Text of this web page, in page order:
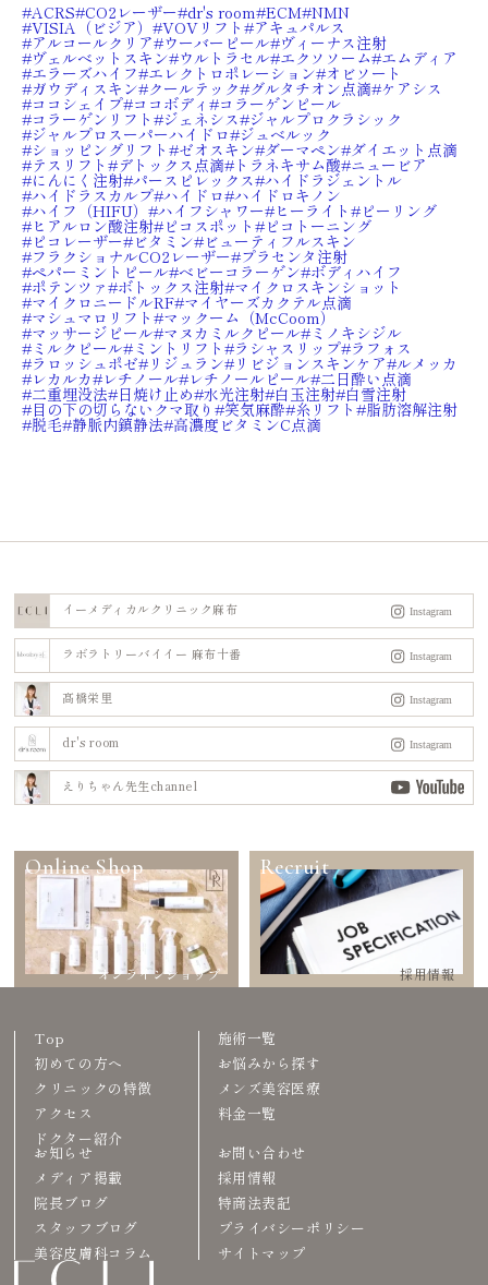
ACRS CO2レーザー dr's room ECM NMN
VISIA（ビジア） VOVリフト アキュパルス
アルコールクリア ウーバーピール ヴィーナス注射
ヴェルベットスキン ウルトラセル エクソソーム エムディア
エラーズハイフ エレクトロポレーション オビソート
ガウディスキン クールテック グルタチオン点滴 ケアシス
ココシェイプ ココボディ コラーゲンピール
コラーゲンリフト ジェネシス ジャルプロクラシック
ジャルプロスーパーハイドロ ジュベルック
ショッピングリフト ゼオスキン ダーマペン ダイエット点滴
テスリフト デトックス点滴 トラネキサム酸 ニュービア
にんにく注射 パースピレックス ハイドラジェントル
ハイドラスカルプ ハイドロ ハイドロキノン
ハイフ（HIFU） ハイフシャワー ヒーライト ピーリング
ヒアルロン酸注射 ピコスポット ピコトーニング
ピコレーザー ビタミン ビューティフルスキン
フラクショナルCO2レーザー プラセンタ注射
ペパーミントピール ベビーコラーゲン ボディハイフ
ポテンツァ ボトックス注射 マイクロスキンショット
マイクロニードルRF マイヤーズカクテル点滴
マシュマロリフト マックーム（McCoom）
マッサージピール マヌカミルクピール ミノキシジル
ミルクピール ミントリフト ラシャスリップ ラフォス
ラロッシュポゼ⁠ リジュラン リビジョンスキンケア ルメッカ
レカルカ レチノール レチノールピール 二日酔い点滴
二重埋没法 日焼け止め 水光注射 白玉注射 白雪注射
目の下の切らないクマ取り 笑気麻酔 糸リフト 脂肪溶解注射
脱毛 静脈内鎮静法 高濃度ビタミンC点滴
イーメディカルクリニック麻布
ラボラトリーバイイー 麻布十番
髙橋栄里
dr's room
えりちゃん先生channel
Online Shop
オンラインショップ
Recruit
採用情報
Top
初めての方へ
クリニックの特徴
アクセス
ドクター紹介
施術一覧
お悩みから探す
メンズ美容医療
料金一覧
お知らせ
メディア掲載
院長ブログ
スタッフブログ
美容皮膚科コラム
お問い合わせ
採用情報
特商法表記
プライバシーポリシー
サイトマップ